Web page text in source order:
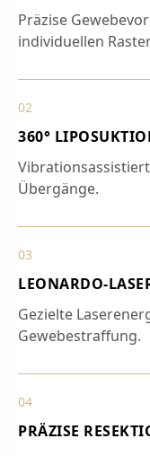
Präzise
individuellen
02
360°
Übergänge.
03
LEONARDO-
Gezielte
Gewebestraffung.
04
PRÄZISE